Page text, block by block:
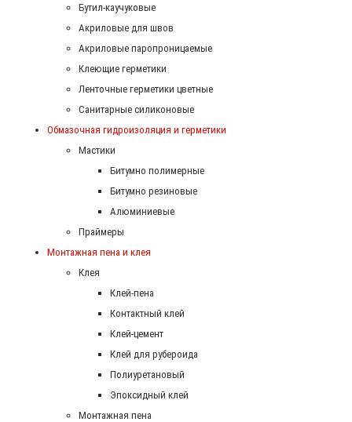
Бутил-каучуковые
Акриловые для швов
Акриловые паропроницаемые
Клеющие герметики
Ленточные герметики цветные
Санитарные силиконовые
Обмазочная гидроизоляция и герметики
Мастики
Битумно полимерные
Битумно резиновые
Алюминиевые
Праймеры
Монтажная пена и клея
Клея
Клей-пена
Контактный клей
Клей-цемент
Клей для рубероида
Полиуретановый
Эпоксидный клей
Монтажная пена